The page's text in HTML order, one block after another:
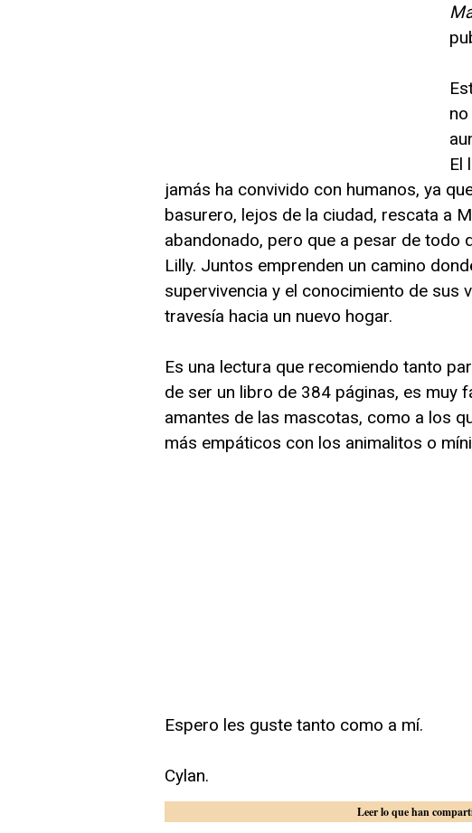
El
jamás ha convivido con humanos, ya
basurero, lejos de la ciudad, rescata a
abandonado, pero que a pesar de todo
Lilly. Juntos emprenden un camino
supervivencia y el conocimiento de sus
travesía hacia un nuevo hogar.
Es una lectura que recomiendo tanto
de ser un libro de 384 páginas, es muy
amantes de las mascotas, como a los
más empáticos con los animalitos o
Espero les guste tanto como a mí.
Cylan.
Leer lo que han